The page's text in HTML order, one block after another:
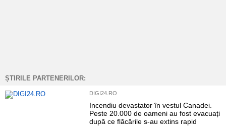
ȘTIRILE PARTENERILOR:
DIGI24.RO
Incendiu devastator în vestul Canadei.
Peste 20.000 de oameni au fost evacuați
după ce flăcările s-au extins rapid